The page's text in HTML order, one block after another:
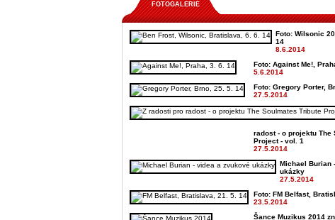
FOTOGALERIE
Foto: Wilsonic
14
8.6.2014
Foto: Against Me!,
5.6.2014
Foto: Gregory Porter,
27.5.2014
radost - o projektu The
Project - vol. 1
27.5.2014
Michael Burian
ukázky
27.5.2014
Foto: FM Belfast,
23.5.2014
Šance Muzikus 2014